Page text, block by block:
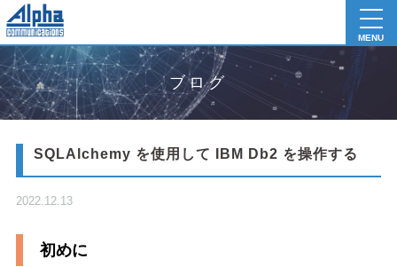
MENU
ブログ
SQLAlchemy を使用して IBM Db2 を操作する
2022.12.13
初めに